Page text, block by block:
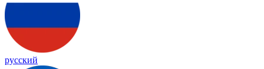
русский